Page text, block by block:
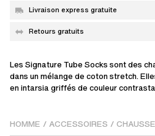
Livraison express gratuite
Retours gratuits
Les Signature Tube Socks sont des
dans un mélange de coton stretch.
en intarsia griffés de couleur
HOMME / ACCESSOIRES /